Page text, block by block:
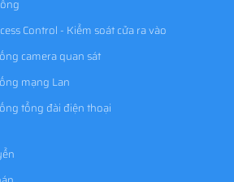
Control - Kiểm soát cửa ra vào
camera quan sát
mạng Lan
tổng đài điện thoại